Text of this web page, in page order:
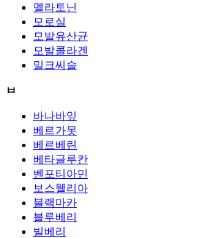
멜라토닌
모로실
모발유산균
모발콜라겐
밀크씨슬
ㅂ
바나바잎
베르가못
베르베린
베타글루칸
벤포티아민
보스웰리아
블랙마카
블루베리
빌베리